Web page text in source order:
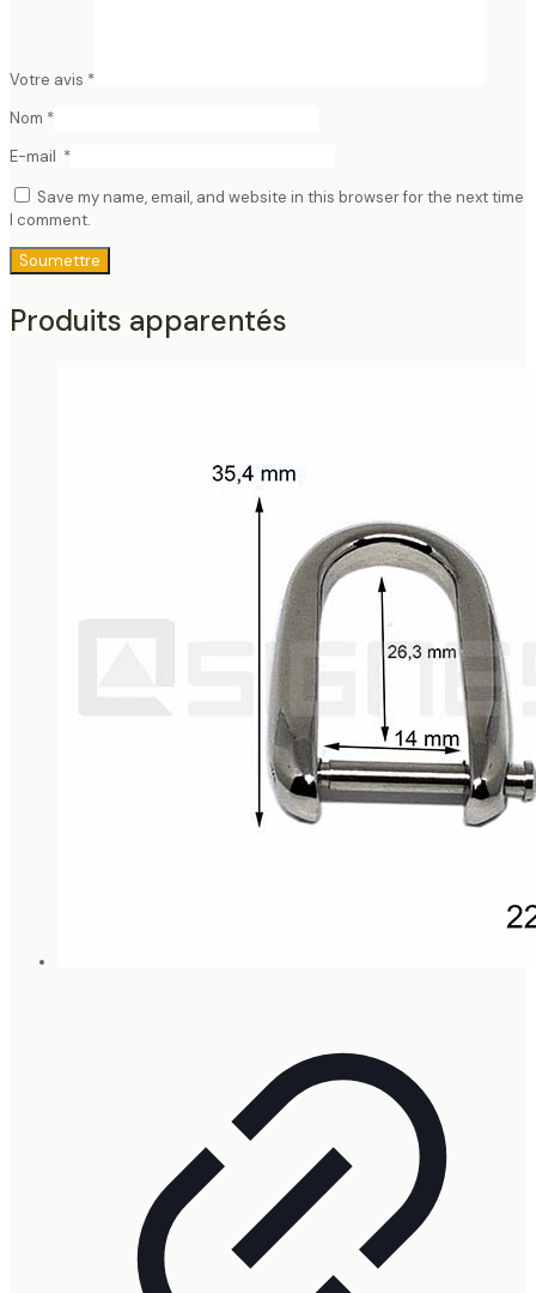
Votre avis *
Nom *
E-mail *
Save my name, email, and website in this browser for the next time
I comment.
Produits apparentés